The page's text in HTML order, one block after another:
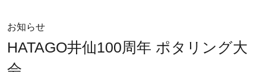
お知らせ
HATAGO井仙100周年 ポタリング大